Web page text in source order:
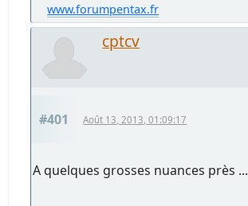
www.forumpentax.fr
cptcv
#401 Août 13, 2013, 01:09:17
A quelques grosses nuances près ...